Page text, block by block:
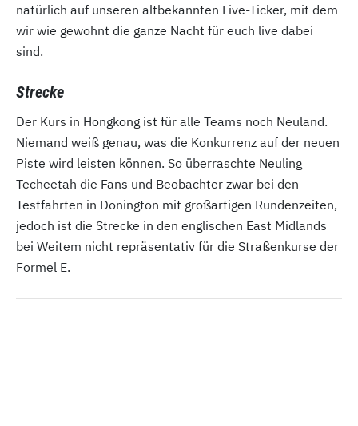
natürlich auf unseren altbekannten Live-Ticker, mit dem
wir wie gewohnt die ganze Nacht für euch live dabei
sind.
Strecke
Der Kurs in Hongkong ist für alle Teams noch Neuland.
Niemand weiß genau, was die Konkurrenz auf der neuen
Piste wird leisten können. So überraschte Neuling
Techeetah die Fans und Beobachter zwar bei den
Testfahrten in Donington mit großartigen Rundenzeiten,
jedoch ist die Strecke in den englischen East Midlands
bei Weitem nicht repräsentativ für die Straßenkurse der
Formel E.